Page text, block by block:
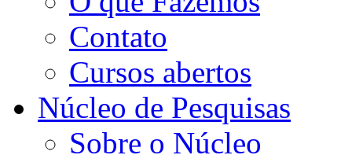
Contato
Cursos abertos
Núcleo de Pesquisas
Sobre o Núcleo